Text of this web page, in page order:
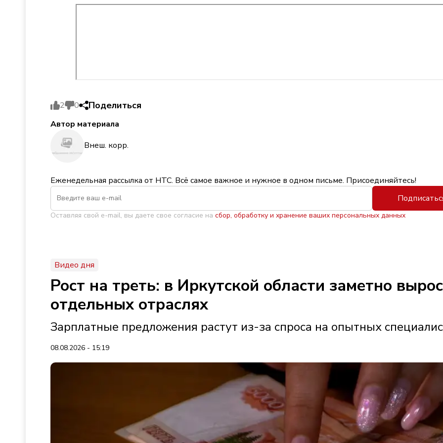
2 0 Поделиться
Автор материала
Внеш. корр.
Еженедельная рассылка от НТС. Всё самое важное и нужное в одном письме. Присоединяйтесь!
Оставляя свой e-mail, вы даете свое согласие на сбор, обработку и хранение ваших персональных данных
Видео дня
Рост на треть: в Иркутской области заметно
отдельных отраслях
Зарплатные предложения растут из-за спроса на опытных
08.08.2026 - 15:19